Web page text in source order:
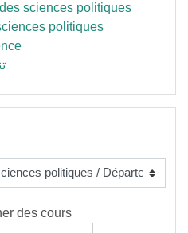
sciences politiques
politiques
des cours